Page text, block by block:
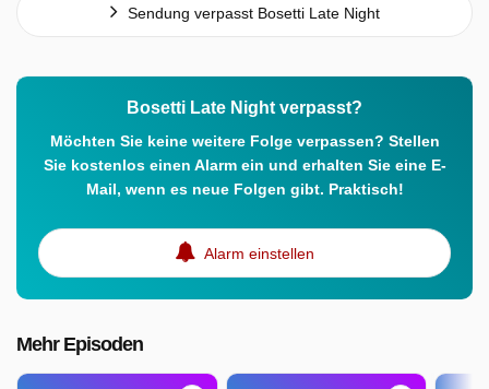
Sendung verpasst Bosetti Late Night
Bosetti Late Night verpasst?
Möchten Sie keine weitere Folge verpassen? Stellen
Sie kostenlos einen Alarm ein und erhalten Sie eine E-
Mail, wenn es neue Folgen gibt. Praktisch!
Alarm einstellen
Mehr Episoden